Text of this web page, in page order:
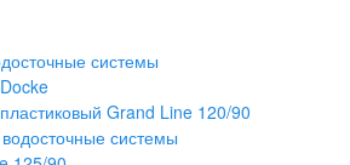
системы
Grand Line 120/90
системы